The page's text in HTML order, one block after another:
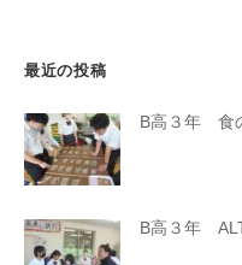
最近の投稿
B高３年 食
B高３年